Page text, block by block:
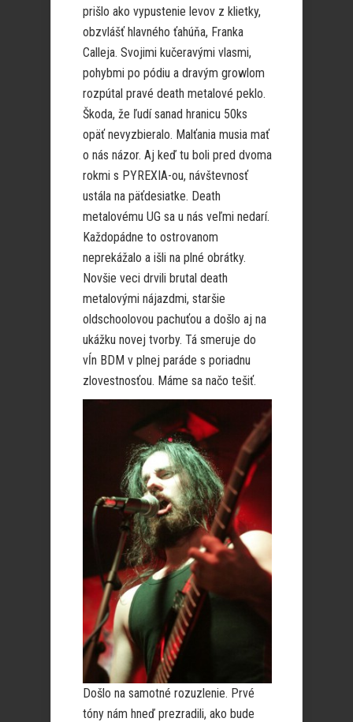
prišlo ako vypustenie levov z klietky,
obzvlášť hlavného ťahúňa, Franka
Calleja. Svojimi kučeravými vlasmi,
pohybmi po pódiu a dravým growlom
rozpútal pravé death metalové peklo.
Škoda, že ľudí sanad hranicu 50ks
opäť nevyzbieralo. Malťania musia mať
o nás názor. Aj keď tu boli pred dvoma
rokmi s PYREXIA-ou, návštevnosť
ustála na päťdesiatke. Death
metalovému UG sa u nás veľmi nedarí.
Každopádne to ostrovanom
neprekážalo a išli na plné obrátky.
Novšie veci drvili brutal death
metalovými nájazdmi, staršie
oldschoolovou pachuťou a došlo aj na
ukážku novej tvorby. Tá smeruje do
vĺn BDM v plnej paráde s poriadnu
zlovestnosťou. Máme sa načo tešiť.
Došlo na samotné rozuzlenie. Prvé
tóny nám hneď prezradili, ako bude